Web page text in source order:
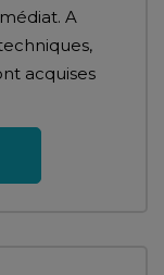
A
acquises